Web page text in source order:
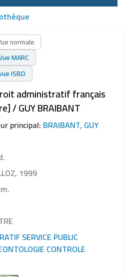
normale
MARC
ISBD
administratif français
/ GUY BRAIBANT
principal:BRAIBANT, GUY
1999
SERVICE PUBLIC
CONTROLE